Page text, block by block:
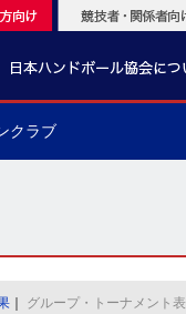
クラブ
グループ・トーナメント表